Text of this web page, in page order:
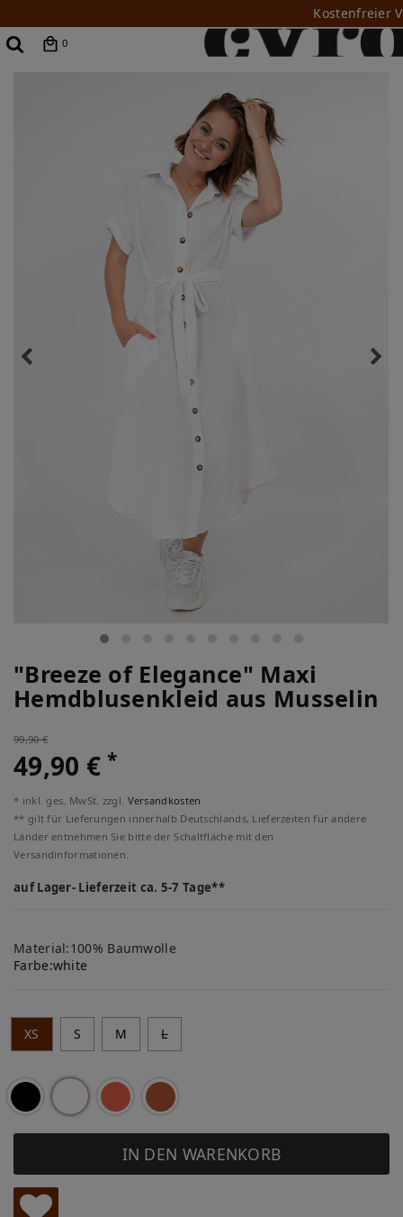
Kostenfreier
0
"Breeze of Elegance" Maxi
Hemdblusenkleid aus Musselin
99,90 €
49,90 €*
* inkl. ges. MwSt. zzgl. Versandkosten
** gilt für Lieferungen innerhalb Deutschlands, Lieferzeiten für andere
Länder entnehmen Sie bitte der Schaltfläche mit den
Versandinformationen.
auf Lager- Lieferzeit ca. 5-7 Tage**
Material:100% Baumwolle
Farbe:white
XS S M L
IN DEN WARENKORB